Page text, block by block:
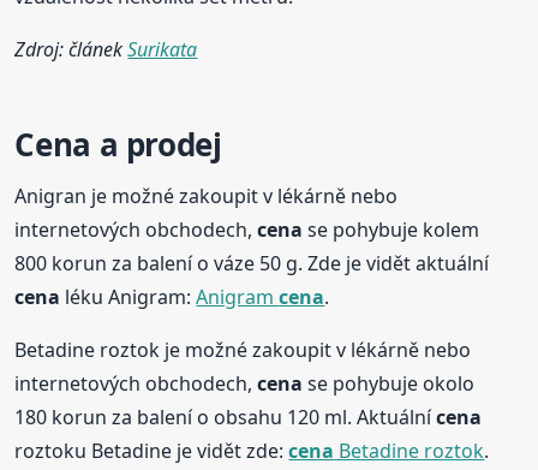
Zdroj: článekSurikata
Cena a prodej
Anigran je možné zakoupit v lékárně nebo
internetových obchodech,cena se pohybuje kolem
800 korun za balení o váze 50 g. Zde je vidět aktuální
cena léku Anigram:Anigramcena.
Betadine roztok je možné zakoupit v lékárně nebo
internetových obchodech,cena se pohybuje okolo
180 korun za balení o obsahu 120 ml. Aktuálnícena
roztoku Betadine je vidět zde:cena Betadine roztok.